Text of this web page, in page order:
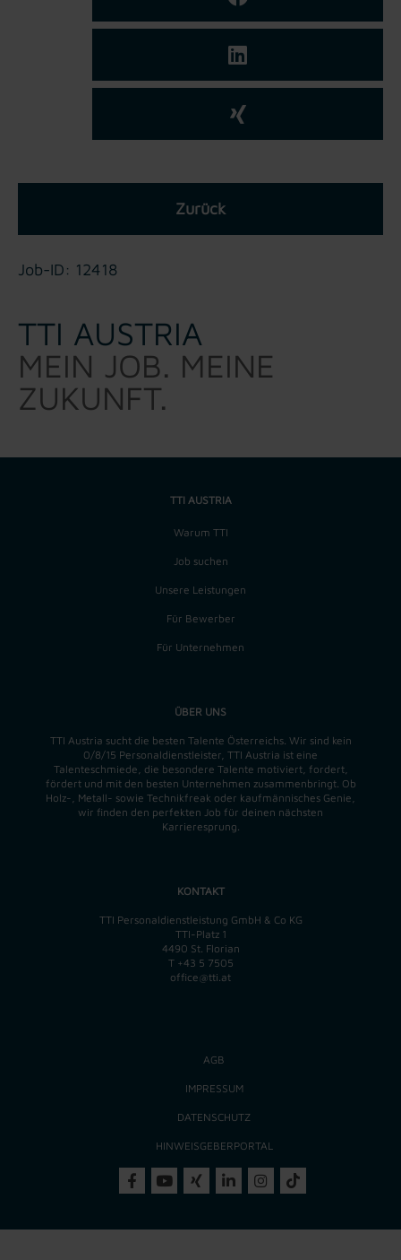
Zurück
Job-ID: 12418
TTI AUSTRIA
MEIN JOB. MEINE
ZUKUNFT.
TTI AUSTRIA
Warum TTI
Job suchen
Unsere Leistungen
Für Bewerber
Für Unternehmen
ÜBER UNS
TTI Austria sucht die besten Talente Österreichs. Wir sind kein
0/8/15 Personaldienstleister, TTI Austria ist eine
Talenteschmiede, die besondere Talente motiviert, fordert,
fördert und mit den besten Unternehmen zusammenbringt. Ob
Holz-, Metall- sowie Technikfreak oder kaufmännisches Genie,
wir finden den perfekten Job für deinen nächsten
Karrieresprung.
KONTAKT
TTI Personaldienstleistung GmbH & Co KG
TTI-Platz 1
4490 St. Florian
T +43 5 7505
office@tti.at
AGB
IMPRESSUM
DATENSCHUTZ
HINWEISGEBERPORTAL